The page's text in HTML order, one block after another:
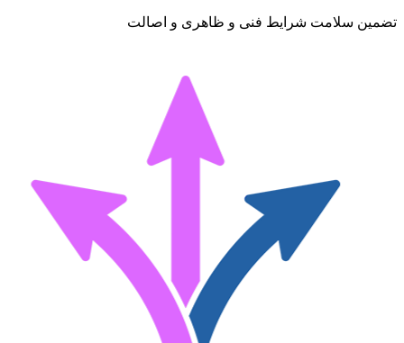
تضمین سلامت شرایط فنی و ظاهری و اصالت